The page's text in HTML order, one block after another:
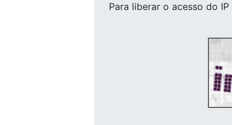
Para liberar o acesso do IP